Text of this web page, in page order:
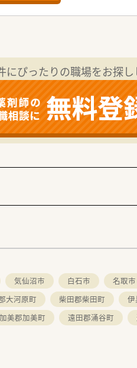
ぴったりの職場をお探し
気仙沼市 白石市 名取市
大河原町 柴田郡柴田町
伊
加美郡加美町 遠田郡涌谷町